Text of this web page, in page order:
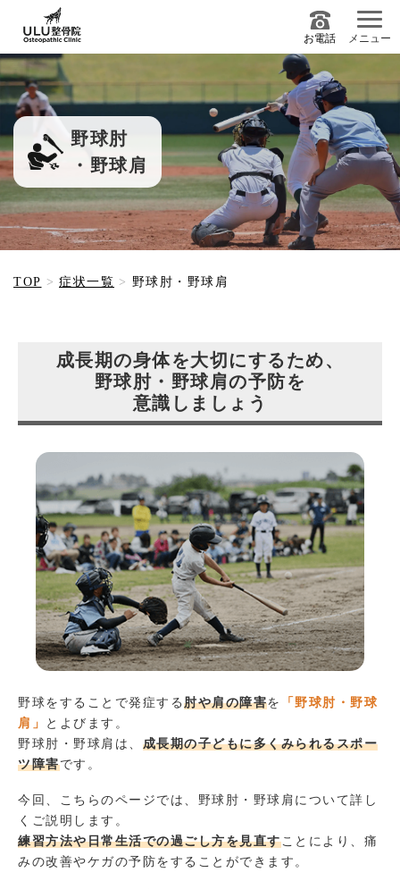
お電話 メニュー
野球肘
・野球肩
TOP 症状一覧 野球肘・野球肩
成長期の身体を大切にするため、
野球肘・野球肩の予防を
意識しましょう
野球をすることで発症する 肘や肩の障害を 「 野球肘・ 野球
肩」
とよびます。
野球肘・野球肩は、 成長期の子どもに多くみられるスポー
ツ障害です。
今回、こちらのページでは、野球肘・野球肩について詳し
くご説明します。
練習方法や日常生活での過ごし方を見直すことにより、痛
みの改善やケガの予防をすることができます。